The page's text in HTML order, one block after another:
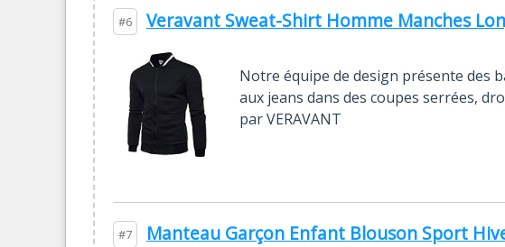
#6 Veravant Sweat-Shirt Homme Manches
Notre équipe de design présente des
aux jeans dans des coupes serrées,
par VERAVANT
#7 Manteau Garçon Enfant Blouson Sport